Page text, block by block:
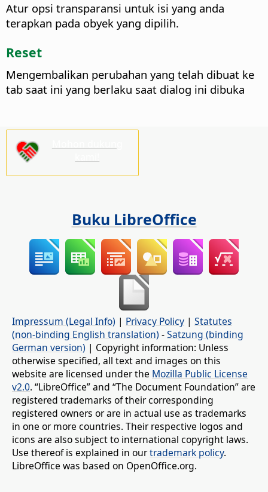
Atur opsi transparansi untuk isi yang anda
terapkan pada obyek yang dipilih.
Reset
Mengembalikan perubahan yang telah dibuat ke
tab saat ini yang berlaku saat dialog ini dibuka
Buku LibreOffice
Impressum (Legal Info) | Privacy Policy | Statutes
(non-binding English translation) -Satzung (binding
German version) | Copyright information: Unless
otherwise specified, all text and images on this
website are licensed under the Mozilla Public License
v2.0. “LibreOffice” and “The Document Foundation” are
registered trademarks of their corresponding
registered owners or are in actual use as trademarks
in one or more countries. Their respective logos and
icons are also subject to international copyright laws.
Use thereof is explained in ourtrademark policy.
LibreOffice was based on OpenOffice.org.